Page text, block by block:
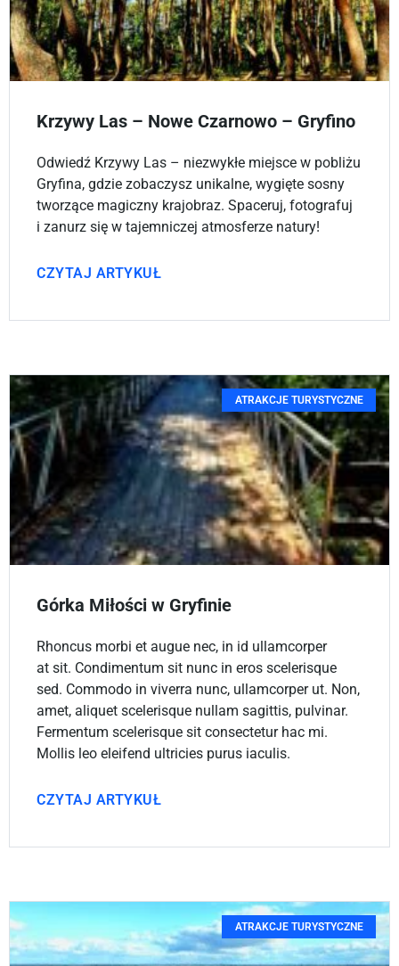
Krzywy Las – Nowe Czarnowo – Gryfino
Odwiedź Krzywy Las – niezwykłe miejsce w pobliżu
Gryfina, gdzie zobaczysz unikalne, wygięte sosny
tworzące magiczny krajobraz. Spaceruj, fotografuj
i zanurz się w tajemniczej atmosferze natury!
CZYTAJ ARTYKUŁ
ATRAKCJE TURYSTYCZNE
Górka Miłości w Gryfinie
Rhoncus morbi et augue nec, in id ullamcorper
at sit. Condimentum sit nunc in eros scelerisque
sed. Commodo in viverra nunc, ullamcorper ut. Non,
amet, aliquet scelerisque nullam sagittis, pulvinar.
Fermentum scelerisque sit consectetur hac mi.
Mollis leo eleifend ultricies purus iaculis.
CZYTAJ ARTYKUŁ
ATRAKCJE TURYSTYCZNE